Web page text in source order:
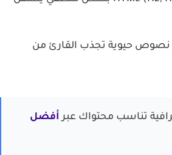
نصوص حيوية تجذب القارئ من
تناسب محتواك عبر أفضل